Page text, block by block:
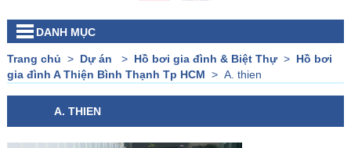
DANH MỤC
Trang chủ > Dự án > Hồ bơi gia đình & Biệt Thự> Hồ bơi
gia đình A Thiện Bình Thạnh Tp HCM > A. thien
A. THIEN